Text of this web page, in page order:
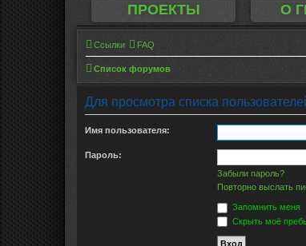
ПРОЕКТЫ О
Ссылки FAQ
Список форумов
Для просмотра списка
Имя пользователя:
Пароль:
Забыли пароль?
Повторно выслать
Запомнить меня
Скрыть моё